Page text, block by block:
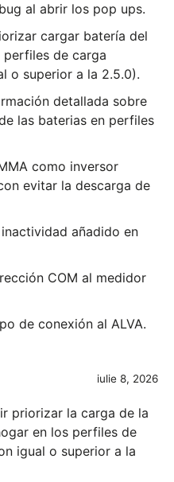
al abrir los pop ups.
cargar batería del
perfiles de carga
o superior a la 2.5.0).
detallada sobre
las baterias en perfiles
como inversor
evitar la descarga de
añadido en
COM al medidor
de conexión al ALVA.
iulie 8, 2026
priorizar la carga de la
en los perfiles de
igual o superior a la